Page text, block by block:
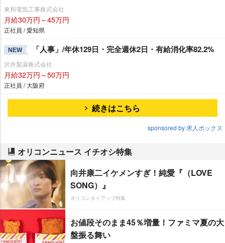
東和電気工事株式会社
月給30万円～45万円
正社員 / 愛知県
NEW 「人事」/年休129日・完全週休2日・有給消化率82.2%
沢井製薬株式会社
月給32万円～50万円
正社員 / 大阪府
続きはこちら
sponsored by 求人ボックス
オリコンニュース イチオシ特集
向井康二イケメンすぎ！純愛『（LOVE
SONG）』
オリコンタイアップ特集
お値段そのまま45％増量！ファミマ夏の大
盤振る舞い